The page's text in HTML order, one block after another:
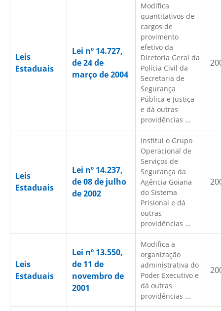
Leis
Estaduais
Lei nº 14.727,
de 24 de
março de 2004
Modifica
quantitativos de
cargos de
provimento
efetivo da
Diretoria Geral da
Polícia Civil da
Secretaria de
Segurança
Pública e Justiça
e dá outras
providências ...
Leis
Estaduais
Lei nº 14.237,
de 08 de julho
de 2002
Institui o Grupo
Operacional de
Serviços de
Segurança da
Agência Goiana
do Sistema
Prisional e dá
outras
providências ...
Leis
Estaduais
Lei nº 13.550,
de 11 de
novembro de
2001
Modifica a
organização
administrativa do
Poder Executivo e
dá outras
providências ...